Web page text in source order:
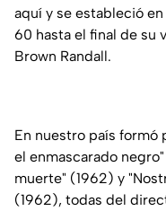
aquí y se estableció
60 hasta el final de su
Brown Randall.
En nuestro país formó
el enmascarado
muerte" (1962) y
(1962), todas del